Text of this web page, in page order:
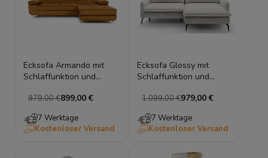
Ecksofa Armando mit
Schlaffunktion und
Relaxfunktion Sofort
899,00 €
979,00 €
7 Werktage
Kostenloser Versand
Ecksofa Glossy mit
Schlaffunktion und
verfügbar
979,00 €
1.099,00 €
7 Werktage
Kostenloser Versand